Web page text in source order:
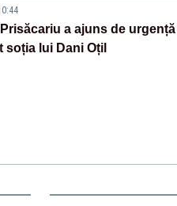
a ajuns de
soția lui Dani Oțil